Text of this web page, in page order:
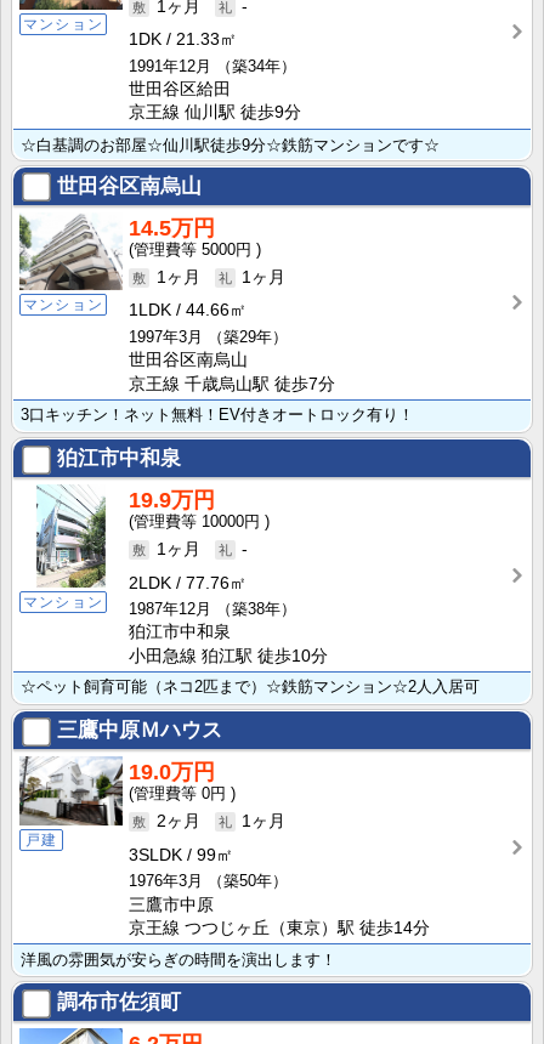
マンション
1ヶ月
-
1DK
21.33㎡
1991年12月
（築34年）
世田谷区給田
京王線 仙川駅 徒歩9分
☆白基調のお部屋☆仙川駅徒歩9分☆鉄筋マンションです☆
世田谷区南烏山
マンション
14.5万円
5000円
1ヶ月
1ヶ月
1LDK
44.66㎡
1997年3月
（築29年）
世田谷区南烏山
京王線 千歳烏山駅 徒歩7分
3口キッチン！ネット無料！EV付きオートロック有り！
狛江市中和泉
マンション
19.9万円
10000円
1ヶ月
-
2LDK
77.76㎡
1987年12月
（築38年）
狛江市中和泉
小田急線 狛江駅 徒歩10分
☆ペット飼育可能（ネコ2匹まで）☆鉄筋マンション☆2人入居可
三鷹中原Ｍハウス
戸建
19.0万円
0円
2ヶ月
1ヶ月
3SLDK
99㎡
1976年3月
（築50年）
三鷹市中原
京王線 つつじヶ丘（東京）駅 徒歩14分
洋風の雰囲気が安らぎの時間を演出します！
調布市佐須町